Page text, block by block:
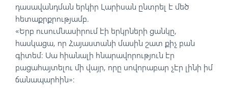
դասավանդման երկիր Լարիսան ընտրել է մեծ
հետաքրքրությամբ.
«Երբ ուսումնասիրում էի երկրների ցանկը,
հասկացա, որ Հայաստանի մասին շատ քիչ բան
գիտեմ։ Սա հիանալի հնարավորություն էր
բացահայտելու մի վայր, որը սովորաբար չէր լինի իմ
ճանապարհին»։